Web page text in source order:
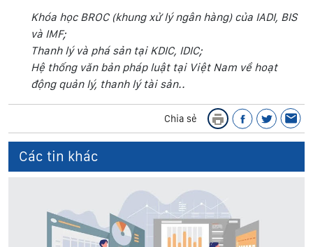
Khóa học BROC (khung xử lý ngân hàng) của IADI, BIS
và IMF;
Thanh lý và phá sản tại KDIC, IDIC;
Hệ thống văn bản pháp luật tại Việt Nam về hoạt
động quản lý, thanh lý tài sản..
Chia sẻ
Các tin khác